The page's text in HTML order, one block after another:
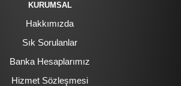
KURUMSAL
Hakkımızda
Sık Sorulanlar
Banka Hesaplarımız
Hizmet Sözleşmesi